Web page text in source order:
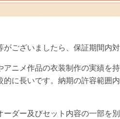
ございましたら、保証期間内
ニメ作品の衣装制作の実績を
に長いです。納期の許容範囲
ダー及びセット内容の一部を別